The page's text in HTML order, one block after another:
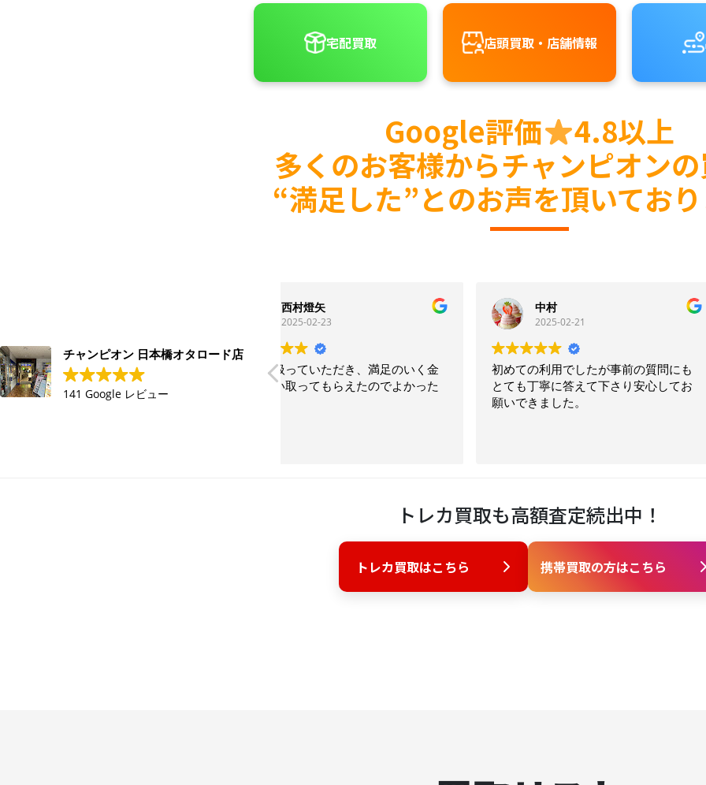
宅配買取 店頭買取・店舗情報
Google評価
4.8以上
多くのお客様からチャンピオン
“満足した”とのお声を頂いてお
チャンピオン 日本橋オタロード店
141 Google レビュー
丁寧に扱っていただき、満足のいく金
額で買い取ってもらえたのでよかった
です
初めての利用でしたが事前の質問にも
とても丁寧に答えて下さり安心してお
ポケカ旧裏買取りしていた
た、接客等金額も満足のい
ただきました。ありがとう
トレカ買取も高額査定続出中！
トレカ買取はこちら 携帯買取の方はこちら